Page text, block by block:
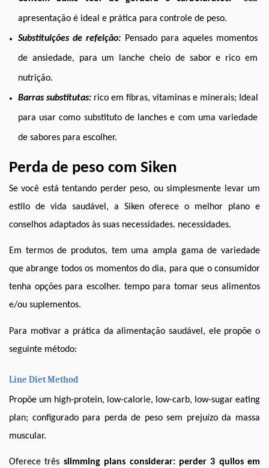
apresentação é ideal e prática para controle de peso.
Substituições de refeição: Pensado para aqueles momentos
de ansiedade, para um lanche cheio de sabor e rico em
nutrição.
Barras substitutas: rico em fibras, vitaminas e minerais; Ideal
para usar como substituto de lanches e com uma variedade
de sabores para escolher.
Perda de peso com Siken
Se você está tentando perder peso, ou simplesmente levar um
estilo de vida saudável, a Siken oferece o melhor plano e
conselhos adaptados às suas necessidades. necessidades.
Em termos de produtos, tem uma ampla gama de variedade
que abrange todos os momentos do dia, para que o consumidor
tenha opções para escolher. tempo para tomar seus alimentos
e/ou suplementos.
Para motivar a prática da alimentação saudável, ele propõe o
seguinte método:
Line Diet Method
Propõe um high-protein, low-calorie, low-carb, low-sugar eating
plan; configurado para perda de peso sem prejuízo da massa
muscular.
Oferece três slimming plans considerar: perder 3 quilos em